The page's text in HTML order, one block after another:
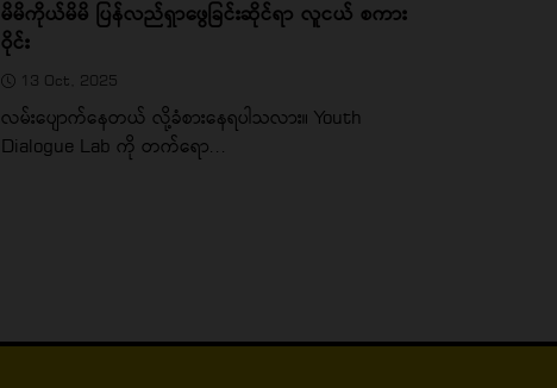
မိမိကိုယ်မိမိ ပြန်လည်ရှာဖွေခြင်းဆိုင်ရာ လူငယ် စကား
ဝိုင်း
13 Oct, 2025
လမ်းပျောက်နေတယ် လို့ခံစားနေရပါသလား။ Youth
Dialogue Lab ကို တက်ရော...